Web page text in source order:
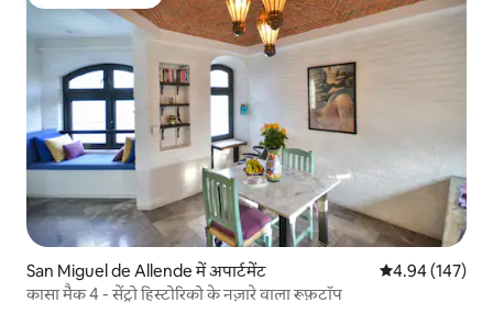
San Miguel de Allende में अपार्टमेंट औसत रेटिंग 5 में से
4.94 (147)
कासा मैक 4 - सेंट्रो हिस्टोरिको के नज़ारे वाला रूफ़टॉप